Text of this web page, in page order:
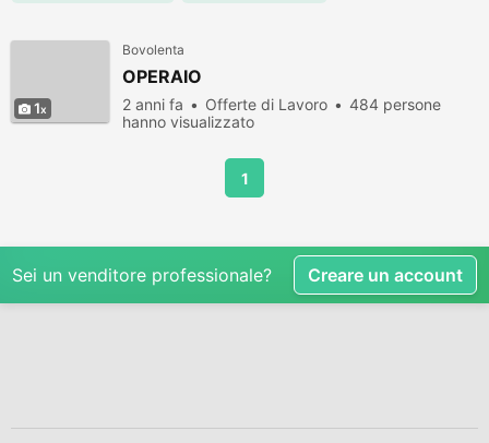
1
Bovolenta
OPERAIO
2 anni fa Offerte di Lavoro
484 persone
hanno visualizzato
1
Sei un venditore professionale? Creare un account